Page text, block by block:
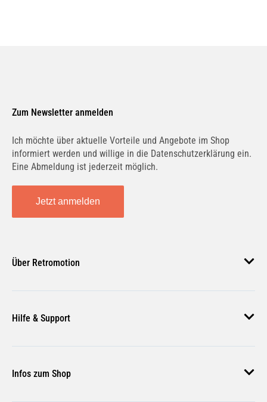
Zum Newsletter anmelden
Ich möchte über aktuelle Vorteile und Angebote im Shop
informiert werden und willige in die Datenschutzerklärung ein.
Eine Abmeldung ist jederzeit möglich.
Jetzt anmelden
Über Retromotion
Unsere Jobs
Magazin
Hilfe & Support
Zahlungsmethoden
Infos zum Shop